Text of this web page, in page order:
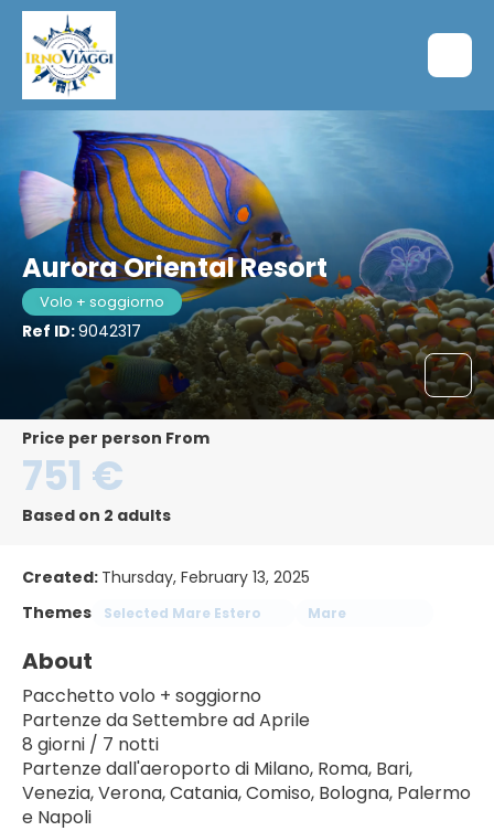
Aurora Oriental Resort
Volo + soggiorno
Ref ID:9042317
price per person From
751 €
Based on 2 adults
Created: Thursday, February 13, 2025
Themes
Selected Mare Estero Mare
About
Pacchetto volo + soggiorno
Partenze da Settembre ad Aprile
8 giorni / 7 notti
Partenze dall'aeroporto di Milano, Roma, Bari,
Venezia, Verona, Catania, Comiso, Bologna, Palermo
e Napoli